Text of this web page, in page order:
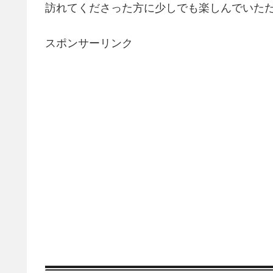
訪れてくださった方に少しでも楽しんでいた
スポンサーリンク